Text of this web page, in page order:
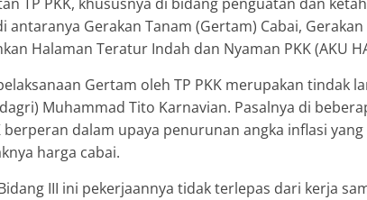
Gerakan Tanam (Gertam) Cabai,
Halaman Teratur Indah dan Nyaman PKK (AKU
Gertam oleh TP PKK merupakan tindak
Muhammad Tito Karnavian. Pasalnya di
berperan dalam upaya penurunan angka inflasi
harga cabai.
III ini pekerjaannya tidak terlepas dari kerja